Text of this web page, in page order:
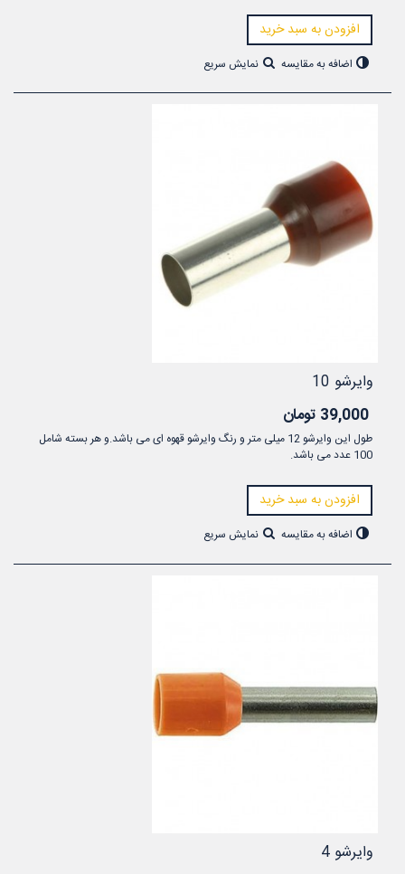
افزودن به سبد خرید
اضافه به مقایسه نمایش سریع
وایرشو 10
39,000 تومان
طول این وایرشو 12 میلی متر و رنگ وایرشو قهوه ای می باشد.و هر بسته شامل
100 عدد می باشد.
افزودن به سبد خرید
اضافه به مقایسه نمایش سریع
وایرشو 4